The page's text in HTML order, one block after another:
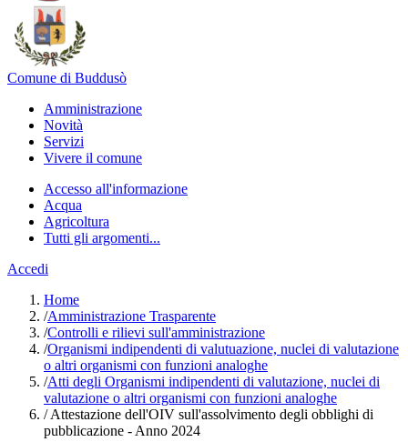
Comune di Buddusò
Amministrazione
Novità
Servizi
Vivere il comune
Accesso all'informazione
Acqua
Agricoltura
Tutti gli argomenti...
Accedi
Home
/Amministrazione Trasparente
/Controlli e rilievi sull'amministrazione
/Organismi indipendenti di valutuazione, nuclei di valutazione
o altri organismi con funzioni analoghe
/Atti degli Organismi indipendenti di valutazione, nuclei di
valutazione o altri organismi con funzioni analoghe
/Attestazione dell'OIV sull'assolvimento degli obblighi di
pubblicazione - Anno 2024